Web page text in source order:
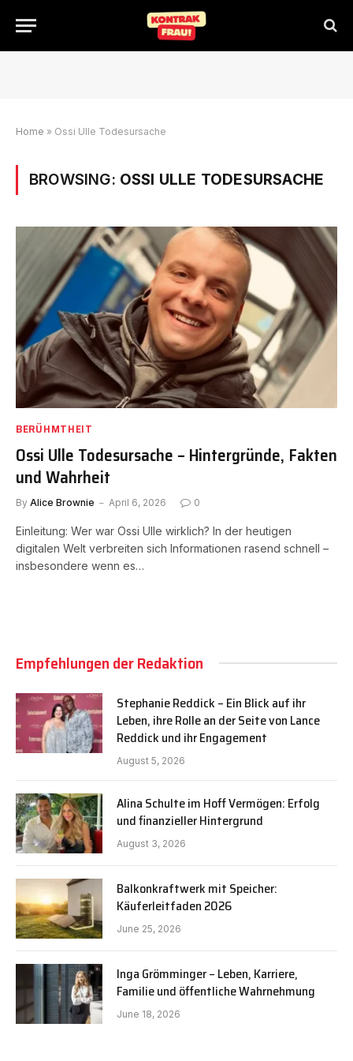
Home » Ossi Ulle Todesursache
BROWSING: OSSI ULLE TODESURSACHE
BERÜHMTHEIT
Ossi Ulle Todesursache – Hintergründe, Fakten
und Wahrheit
By Alice Brownie April 6, 2026 0
Einleitung: Wer war Ossi Ulle wirklich? In der heutigen
digitalen Welt verbreiten sich Informationen rasend schnell –
insbesondere wenn es…
Empfehlungen der Redaktion
Stephanie Reddick – Ein Blick auf ihr
Leben, ihre Rolle an der Seite von Lance
Reddick und ihr Engagement
August 5, 2026
Alina Schulte im Hoff Vermögen: Erfolg
und finanzieller Hintergrund
August 3, 2026
Balkonkraftwerk mit Speicher:
Käuferleitfaden 2026
June 25, 2026
Inga Grömminger – Leben, Karriere,
Familie und öffentliche Wahrnehmung
June 18, 2026